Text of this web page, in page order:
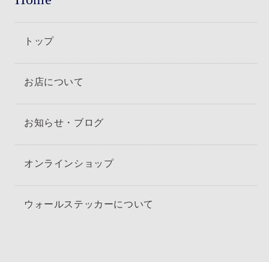
トップ
お店について
お知らせ・ブログ
オンラインショップ
ウォールステッカーについて